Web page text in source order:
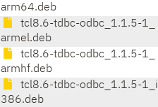
arm64.deb
tcl8.6-tdbc-odbc_1.1.5-1_
armel.deb
tcl8.6-tdbc-odbc_1.1.5-1_
armhf.deb
tcl8.6-tdbc-odbc_1.1.5-1_i
386.deb